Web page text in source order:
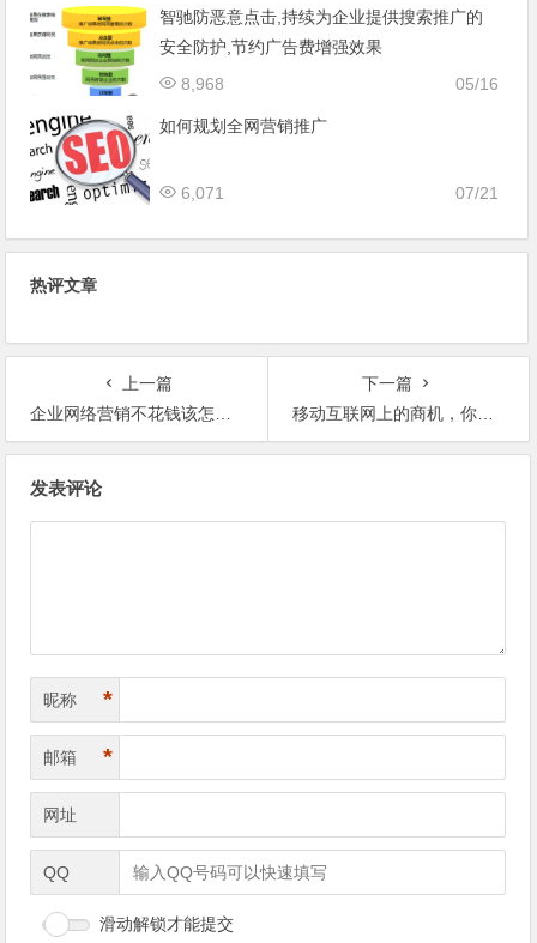
智驰防恶意点击,持续为企业提供搜索推广的
安全防护,节约广告费增强效果
05/16
8,968
如何规划全网营销推广
07/21
6,071
热评文章
上一篇
企业网络营销不花钱该怎么做？
下一篇
移动互联网上的商机，你发现了么？
发表评论
昵称 *
邮箱 *
网址
QQ
滑动解锁才能提交